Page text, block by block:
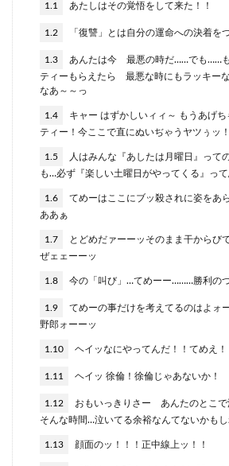
1.1 あたしはその覚悟をして来た！！
1.2 「復讐」とは自分の運命への決着を
1.3
あんたは今 最悪の時だ……でも……
ティーもらえたら 最悪な時にもラッキー
なあ～～っ
1.4
キャー はずかしいィィ～ もうあげ
ティー！今ここで直にぬいぢゃうヤツぅッ！
1.5
人はみんな『あしたは月曜日』って
も…必ず『楽しい土曜日がやってくる』っ
1.6
てめーはここにブッ殺されに姿をあ
ああぁ
1.7
とどめだァーーッそのまま干からび
ぜェェーーッ
1.8 今の「叫び」…てめーー………勝利の
1.9
てめーの事だけを考えてるのはよォ
野郎ォーーッ
1.10 ヘイッなにやってんだ！！てめえ！
1.11 ヘイッ 徐倫！徐倫じゃあないか！
1.12
おもいっきりさー あんたのとこ
そんな時間…泣いてる余裕なんてないかも
1.13 顔面のッ！！！正中線上ッ！！